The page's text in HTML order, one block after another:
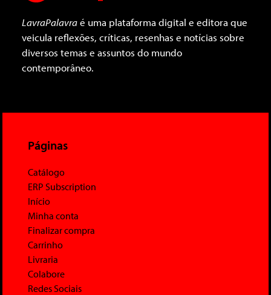
LavraPalavraé uma plataforma digital e editora que
veicula reflexões, críticas, resenhas e notícias sobre
diversos temas e assuntos do mundo
contemporâneo.
Páginas
Catálogo
ERP Subscription
Início
Minha conta
Finalizar compra
Carrinho
Livraria
Colabore
Redes Sociais